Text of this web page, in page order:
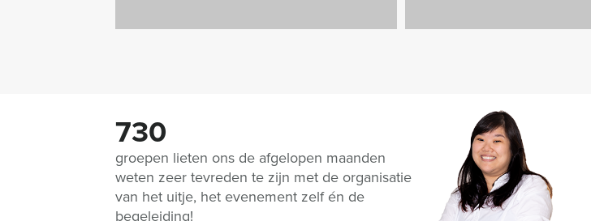
730
groepen lieten ons de afgelopen maanden
weten zeer tevreden te zijn met de organisatie
van het uitje, het evenement zelf én de
begeleiding!